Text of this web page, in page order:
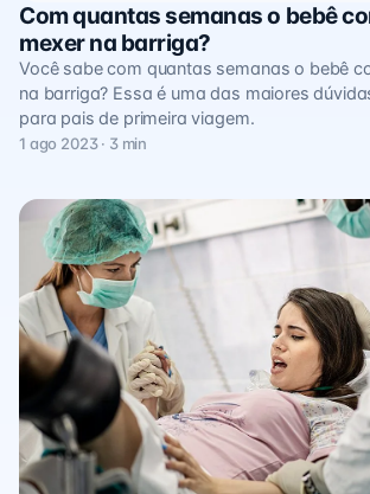
Com quantas semanas o bebê
mexer na barriga?
Você sabe com quantas semanas o bebê
na barriga? Essa é uma das maiores
para pais de primeira viagem.
1 ago 2023 · 3 min